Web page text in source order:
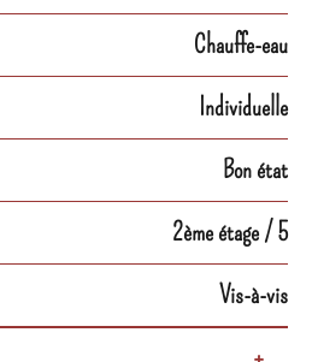
Chauffe-eau
Individuelle
Bon état
2ème étage / 5
Vis-à-vis